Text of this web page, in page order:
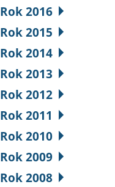
Rok 2016
Rok 2015
Rok 2014
Rok 2013
Rok 2012
Rok 2011
Rok 2010
Rok 2009
Rok 2008